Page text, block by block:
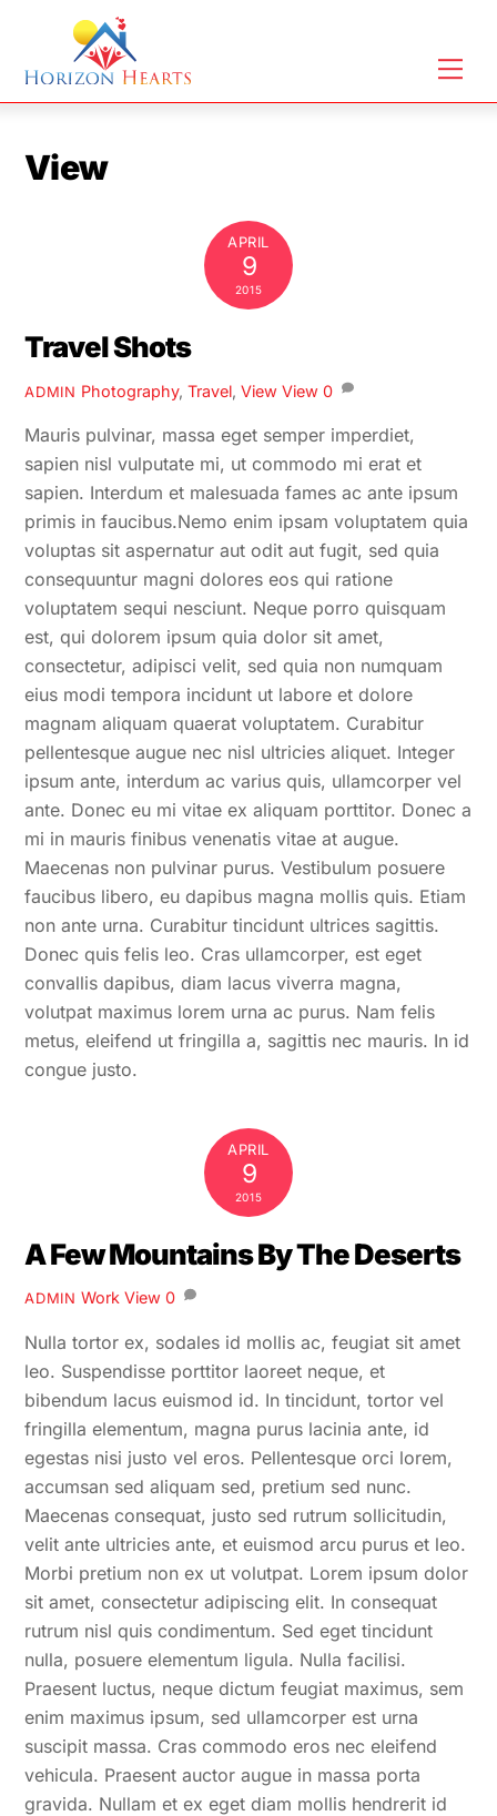
content
View
APRIL
9
2015
Travel Shots
ADMIN Photography, Travel, View View 0
Mauris pulvinar, massa eget semper imperdiet,
sapien nisl vulputate mi, ut commodo mi erat et
sapien. Interdum et malesuada fames ac ante ipsum
primis in faucibus.Nemo enim ipsam voluptatem quia
voluptas sit aspernatur aut odit aut fugit, sed quia
consequuntur magni dolores eos qui ratione
voluptatem sequi nesciunt. Neque porro quisquam
est, qui dolorem ipsum quia dolor sit amet,
consectetur, adipisci velit, sed quia non numquam
eius modi tempora incidunt ut labore et dolore
magnam aliquam quaerat voluptatem. Curabitur
pellentesque augue nec nisl ultricies aliquet. Integer
ipsum ante, interdum ac varius quis, ullamcorper vel
ante. Donec eu mi vitae ex aliquam porttitor. Donec a
mi in mauris finibus venenatis vitae at augue.
Maecenas non pulvinar purus. Vestibulum posuere
faucibus libero, eu dapibus magna mollis quis. Etiam
non ante urna. Curabitur tincidunt ultrices sagittis.
Donec quis felis leo. Cras ullamcorper, est eget
convallis dapibus, diam lacus viverra magna,
volutpat maximus lorem urna ac purus. Nam felis
metus, eleifend ut fringilla a, sagittis nec mauris. In id
congue justo.
APRIL
9
2015
A Few Mountains By The Deserts
ADMIN Work View 0
Nulla tortor ex, sodales id mollis ac, feugiat sit amet
leo. Suspendisse porttitor laoreet neque, et
bibendum lacus euismod id. In tincidunt, tortor vel
fringilla elementum, magna purus lacinia ante, id
egestas nisi justo vel eros. Pellentesque orci lorem,
accumsan sed aliquam sed, pretium sed nunc.
Maecenas consequat, justo sed rutrum sollicitudin,
velit ante ultricies ante, et euismod arcu purus et leo.
Morbi pretium non ex ut volutpat. Lorem ipsum dolor
sit amet, consectetur adipiscing elit. In consequat
rutrum nisl quis condimentum. Sed eget tincidunt
nulla, posuere elementum ligula. Nulla facilisi.
Praesent luctus, neque dictum feugiat maximus, sem
enim maximus ipsum, sed ullamcorper est urna
suscipit massa. Cras commodo eros nec eleifend
vehicula. Praesent auctor augue in massa porta
gravida. Nullam et ex eget diam mollis hendrerit id